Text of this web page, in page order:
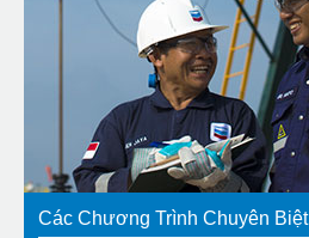
Các Chương Trình Chuyên Biệt